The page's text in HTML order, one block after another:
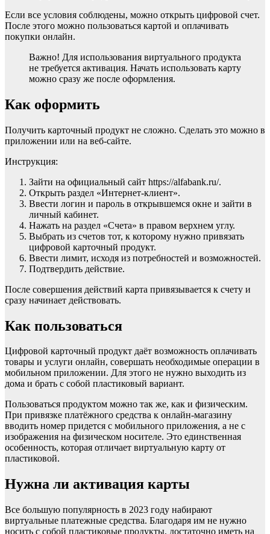
Если все условия соблюдены, можно открыть цифровой счет.
После этого можно пользоваться картой и оплачивать
покупки онлайн.
Важно! Для использования виртуального продукта
не требуется активация. Начать использовать карту
можно сразу же после оформления.
Как оформить
Получить карточный продукт не сложно. Сделать это можно в
приложении или на веб-сайте.
Инструкция:
Зайти на официальный сайт https://alfabank.ru/.
Открыть раздел «Интернет-клиент».
Ввести логин и пароль в открывшемся окне и зайти в
личный кабинет.
Нажать на раздел «Счета» в правом верхнем углу.
Выбрать из счетов тот, к которому нужно привязать
цифровой карточный продукт.
Ввести лимит, исходя из потребностей и возможностей.
Подтвердить действие.
После совершения действий карта привязывается к счету и
сразу начинает действовать.
Как пользоваться
Цифровой карточный продукт даёт возможность оплачивать
товары и услуги онлайн, совершать необходимые операции в
мобильном приложении. Для этого не нужно выходить из
дома и брать с собой пластиковый вариант.
Пользоваться продуктом можно так же, как и физическим.
При привязке платёжного средства к онлайн-магазину
вводить номер придется с мобильного приложения, а не с
изображения на физическом носителе. Это единственная
особенность, которая отличает виртуальную карту от
пластиковой.
Нужна ли активация карты
Все большую популярность в 2023 году набирают
виртуальные платежные средства. Благодаря им не нужно
носить с собой пластиковые продукты, достаточно иметь на